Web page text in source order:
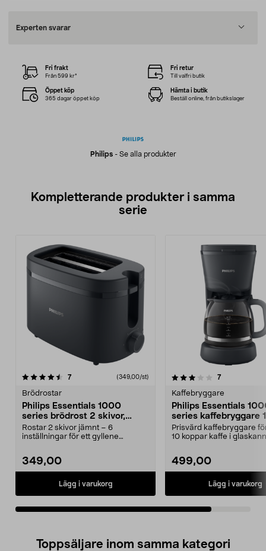
Experten svarar
Philips- Se alla produkter
Fri frakt
Från 599 kr*
Fri retur
Till valfri butik
Öppet köp
365 dagar öppet köp
Hämta i butik
Beställ online, från butikslager
Kompletterande produkter i samma
serie
7recensioner (349,00/st)
Brödrostar
Philips Essentials 1000
series brödrost 2 skivor,
HD2510/90
Rostar 2 skivor jämnt – 6
inställningar för ett gyllene
349,00
Lägg i varukorg
3.0av 5 stjärnor 7recensioner
Kaffebryggare
Philips Essentials
series kaffebryggare
koppar HD7430/90
Prisvärd kaffebryggare
10 koppar kaffe i
499,00
Lägg i varukorg
Toppsäljare inom samma kategori